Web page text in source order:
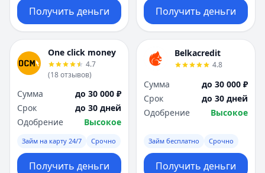
Получить деньги Получить деньги
One click money
4.7
(18отзывов)
Сумма
до 30 000 ₽
Срок
до 30 дней
Одобрение
Высокое
Займ на карту 24/7 Срочно
Получить деньги
Belkacredit
4.8
Сумма
до 30 000 ₽
Срок
до 30 дней
Одобрение
Высокое
Займ бесплатно Срочно
Получить деньги